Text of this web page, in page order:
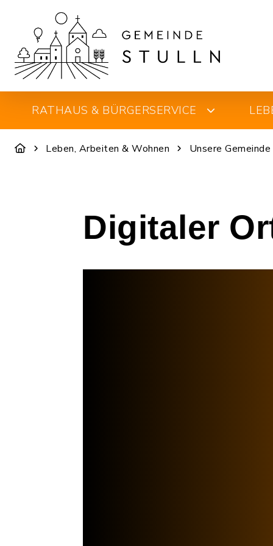
RATHAUS & BÜRGERSERVICE
Leben, Arbeiten & Wohnen Unsere Gemeinde
Digitaler